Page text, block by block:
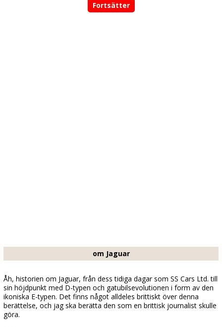
Fortsätter
om Jaguar
Åh, historien om Jaguar, från dess tidiga dagar som SS Cars Ltd. till
sin höjdpunkt med D-typen och gatubilsevolutionen i form av den
ikoniska E-typen. Det finns något alldeles brittiskt över denna
berättelse, och jag ska berätta den som en brittisk journalist skulle
göra.